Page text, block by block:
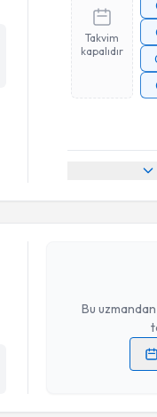
Takvim
kapalıdır
Bu
Randevu Takvimi
Kişisel verilerimin
işlenmesini kabul
Randevu Takvimi